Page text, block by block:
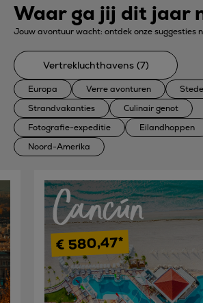
Waar ga jij dit jaar
Jouw avontuur wacht: ontdek onze suggesties
Europa Verre avonturen
Strandvakanties
Culinair genot
Fotografie-expeditie
Eilandhoppen
Noord-Amerika
Vertrekluchthavens (7)
Cancún
€ 580,47*